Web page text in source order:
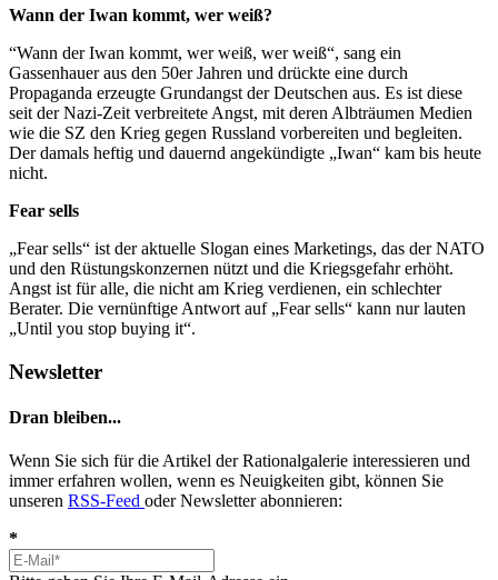
Wann der Iwan kommt, wer weiß?
“Wann der Iwan kommt, wer weiß, wer weiß“, sang ein
Gassenhauer aus den 50er Jahren und drückte eine durch
Propaganda erzeugte Grundangst der Deutschen aus. Es ist diese
seit der Nazi-Zeit verbreitete Angst, mit deren Albträumen Medien
wie die SZ den Krieg gegen Russland vorbereiten und begleiten.
Der damals heftig und dauernd angekündigte „Iwan“ kam bis heute
nicht.
Fear sells
„Fear sells“ ist der aktuelle Slogan eines Marketings, das der NATO
und den Rüstungskonzernen nützt und die Kriegsgefahr erhöht.
Angst ist für alle, die nicht am Krieg verdienen, ein schlechter
Berater. Die vernünftige Antwort auf „Fear sells“ kann nur lauten
„Until you stop buying it“.
Newsletter
Dran bleiben...
Wenn Sie sich für die Artikel der Rationalgalerie interessieren und
immer erfahren wollen, wenn es Neuigkeiten gibt, können Sie
unseren RSS-Feed oder Newsletter abonnieren:
*